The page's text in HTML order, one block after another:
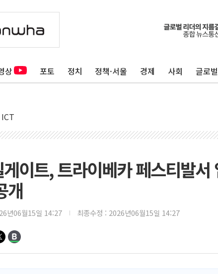
상 포토 정치 정책·서울 경제 사회 글로
ICT
이트, 트라이베카 페스티발서
개
년06월15일 14:27 최종수정 : 2026년06월15일 14:27